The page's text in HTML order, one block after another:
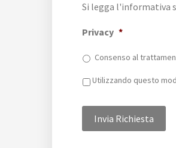
Si legga l'informativa
Privacy *
Consenso al
Privacy *
Utilizzando questo